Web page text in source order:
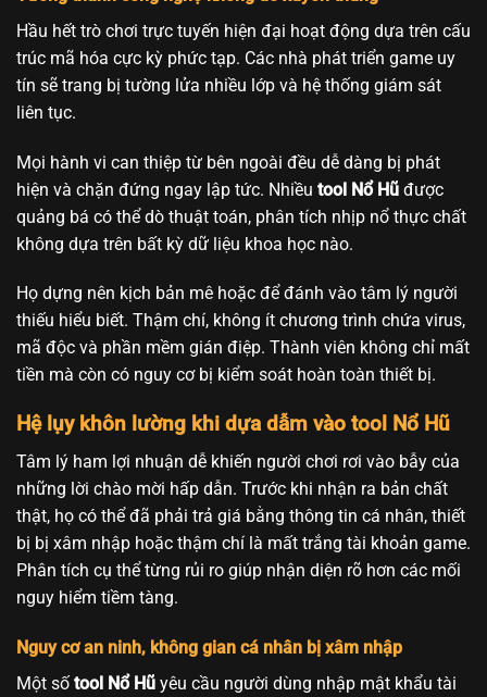
Hầu hết trò chơi trực tuyến hiện đại hoạt động dựa trên cấu
trúc mã hóa cực kỳ phức tạp. Các nhà phát triển game uy
tín sẽ trang bị tường lửa nhiều lớp và hệ thống giám sát
liên tục.
Mọi hành vi can thiệp từ bên ngoài đều dễ dàng bị phát
hiện và chặn đứng ngay lập tức. Nhiều tool Nổ Hũ được
quảng bá có thể dò thuật toán, phân tích nhịp nổ thực chất
không dựa trên bất kỳ dữ liệu khoa học nào.
Họ dựng nên kịch bản mê hoặc để đánh vào tâm lý người
thiếu hiểu biết. Thậm chí, không ít chương trình chứa virus,
mã độc và phần mềm gián điệp. Thành viên không chỉ mất
tiền mà còn có nguy cơ bị kiểm soát hoàn toàn thiết bị.
Hệ lụy khôn lường khi dựa dẫm vào tool Nổ Hũ
Tâm lý ham lợi nhuận dễ khiến người chơi rơi vào bẫy của
những lời chào mời hấp dẫn. Trước khi nhận ra bản chất
thật, họ có thể đã phải trả giá bằng thông tin cá nhân, thiết
bị bị xâm nhập hoặc thậm chí là mất trắng tài khoản game.
Phân tích cụ thể từng rủi ro giúp nhận diện rõ hơn các mối
nguy hiểm tiềm tàng.
Nguy cơ an ninh, không gian cá nhân bị xâm nhập
Một sốtool Nổ Hũ yêu cầu người dùng nhập mật khẩu tài